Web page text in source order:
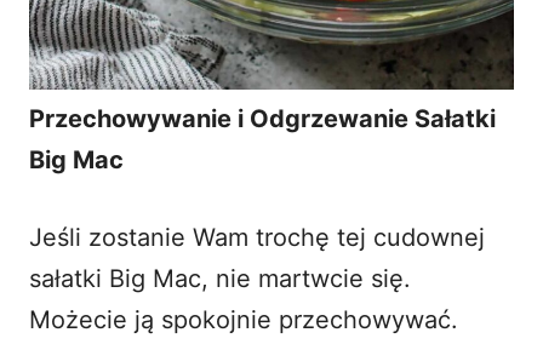
Przechowywanie i Odgrzewanie Sałatki
Big Mac
Jeśli zostanie Wam trochę tej cudownej
sałatki Big Mac, nie martwcie się.
Możecie ją spokojnie przechowywać.